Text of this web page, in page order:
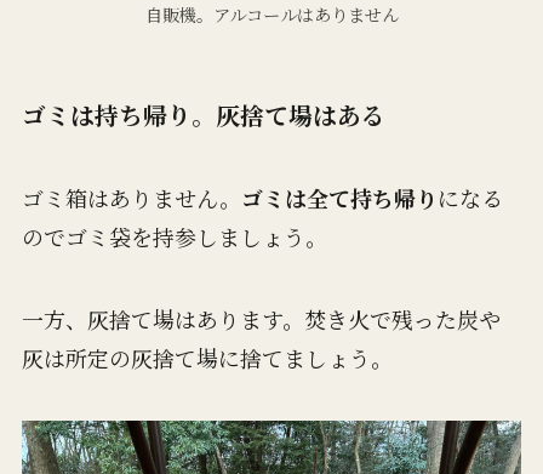
自販機。アルコールはありません
ゴミは持ち帰り。灰捨て場はある
ゴミ箱はありません。 ゴミは全て持ち帰り になる
のでゴミ袋を持参しましょう。
一方、灰捨て場はあります。焚き火で残った炭や
灰は所定の灰捨て場に捨てましょう。